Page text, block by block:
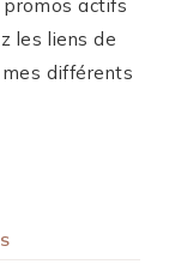
actifs
les liens de
différents